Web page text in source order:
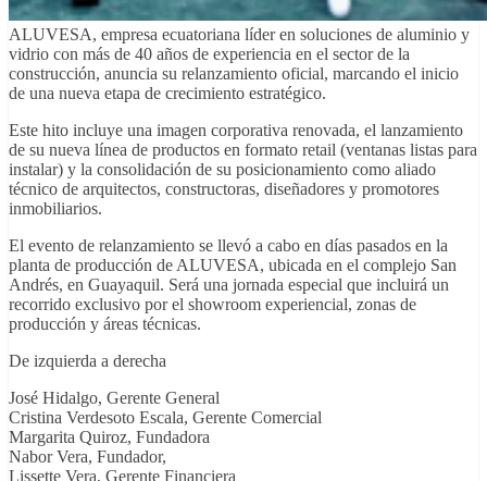
ALUVESA, empresa ecuatoriana líder en soluciones de aluminio y
vidrio con más de 40 años de experiencia en el sector de la
construcción, anuncia su relanzamiento oficial, marcando el inicio
de una nueva etapa de crecimiento estratégico.
Este hito incluye una imagen corporativa renovada, el lanzamiento
de su nueva línea de productos en formato retail (ventanas listas para
instalar) y la consolidación de su posicionamiento como aliado
técnico de arquitectos, constructoras, diseñadores y promotores
inmobiliarios.
El evento de relanzamiento se llevó a cabo en días pasados en la
planta de producción de ALUVESA, ubicada en el complejo San
Andrés, en Guayaquil. Será una jornada especial que incluirá un
recorrido exclusivo por el showroom experiencial, zonas de
producción y áreas técnicas.
De izquierda a derecha
José Hidalgo, Gerente General
Cristina Verdesoto Escala, Gerente Comercial
Margarita Quiroz, Fundadora
Nabor Vera, Fundador,
Lissette Vera, Gerente Financiera